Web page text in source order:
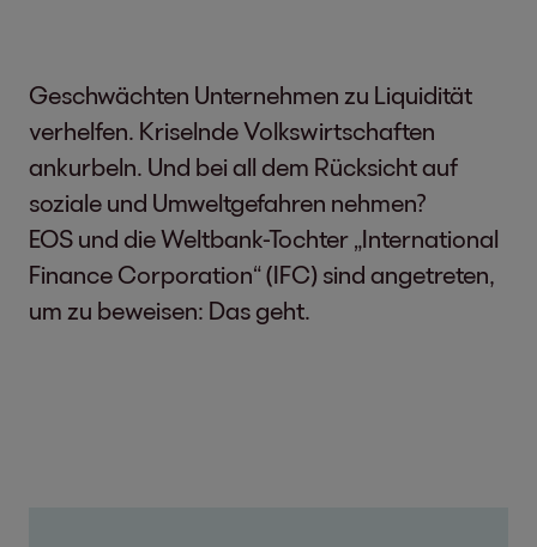
Geschwächten Unternehmen zu Liquidität
verhelfen. Kriselnde Volkswirtschaften
ankurbeln. Und bei all dem Rücksicht auf
soziale und Umweltgefahren nehmen?
EOS und die Weltbank-Tochter „International
Finance Corporation“ (IFC) sind angetreten,
um zu beweisen: Das geht.